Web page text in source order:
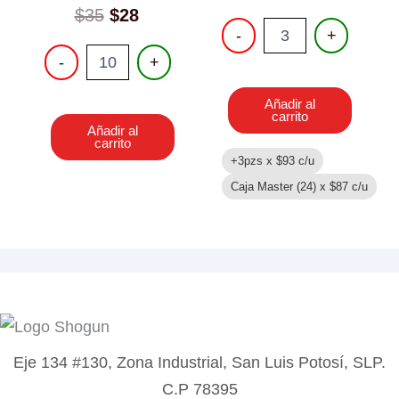
$35 Original
was:
$35.
$28Current
is:
$28.
-
PISTOLA
ELECTRICA
Y
SONIDO
cantidad
+
Añadir al
carrito
-
PISTOLA
DE
MOCHILA
cantidad
+
Añadir al
carrito
+3pzs x $93 c/u
Caja Master (24) x $87 c/u
Eje 134 #130, Zona Industrial, San Luis Potosí, SLP.
C.P 78395